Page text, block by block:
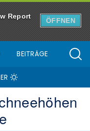
Report
ÖFFNEN
BEITRÄGE